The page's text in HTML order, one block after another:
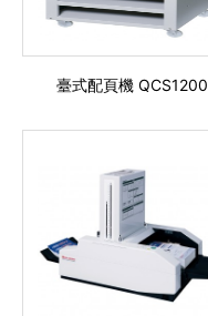
臺式配頁機 QCS1200